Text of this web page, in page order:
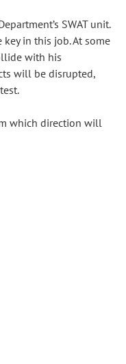
SWAT unit.
in this job. At some
with his
will be disrupted,
which direction will